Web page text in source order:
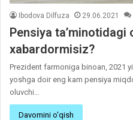
Ibodova Dilfuza 29.06.2021
Pensiya ta’minotidagi
xabardormisiz?
Prezident farmoniga binoan, 2021
yoshga doir eng kam pensiya
oluvchi…
Davomini o'qish